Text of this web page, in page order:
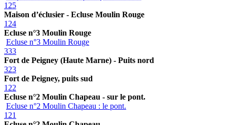
125
Maison d’éclusier - Ecluse Moulin Rouge
124
Ecluse n°3 Moulin Rouge
Ecluse n°3 Moulin Rouge
333
Fort de Peigney (Haute Marne) - Puits nord
323
Fort de Peigney, puits sud
122
Ecluse n°2 Moulin Chapeau - sur le pont.
Ecluse n°2 Moulin Chapeau : le pont.
121